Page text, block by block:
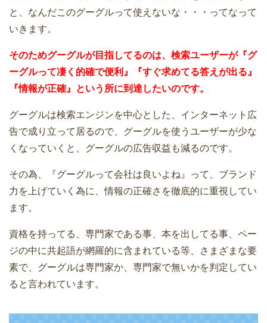
と、なんだこのグーグルって使えないな・・・ってなって
いきます。
そのためグーグルが目指してるのは、検索ユーザーが『グ
ーグルって凄く的確で便利』『すぐ求めてる答えが出る』
『情報が正確』という所に到達したいのです。
グーグルは検索エンジンを中心とした、インターネット広
告で成り立って居るので、グーグルを使うユーザーが少な
くなっていくと、グーグルの広告収益も減るのです。
その為、『グーグルって会社は良いよね』って、ブランド
力を上げていく為に、情報の正確さを徹底的に重視してい
ます。
資格を持ってる、専門家である事、本を出してる事、ペー
ジの中に共起語が網羅的に含まれている等、さまざまな要
素で、グーグルは専門家か、専門家で無いかを判定してい
ると言われています。